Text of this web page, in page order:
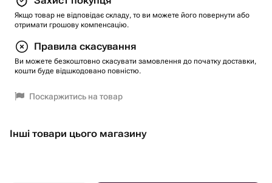
Якщо товар не відповідає складу, то ви можете його повернути або
отримати грошову компенсацію.
Правила скасування
Ви можете безкоштовно скасувати замовлення до початку доставки,
кошти буде відшкодовано повністю.
Поскаржитись на товар
Інші товари цього магазину